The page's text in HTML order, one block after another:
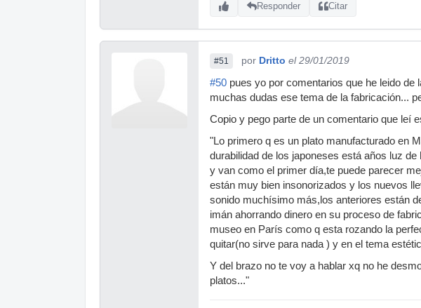
Responder Citar
#51 por Dritto el 29/01/2019
#50 pues yo por comentarios que he leido
muchas dudas ese tema de la fabricación...
Copio y pego parte de un comentario que leí
"Lo primero q es un plato manufacturado en
durabilidad de los japoneses está años luz
y van como el primer día,te puede parecer
están muy bien insonorizados y los nuevos
sonido muchísimo más,los anteriores están
imán ahorrando dinero en su proceso de
museo en París como q esta rozando la
quitar(no sirve para nada ) y en el tema
Y del brazo no te voy a hablar xq no he
platos..."